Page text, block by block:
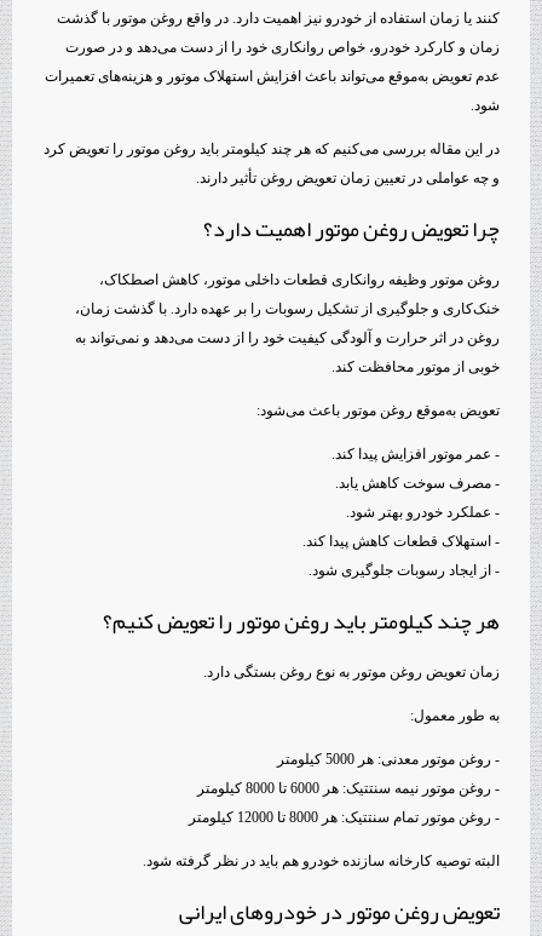
کنند یا زمان استفاده از خودرو نیز اهمیت دارد. در واقع روغن موتور با گذشت
زمان و کارکرد خودرو، خواص روانکاری خود را از دست می‌دهد و در صورت
عدم تعویض به‌موقع می‌تواند باعث افزایش استهلاک موتور و هزینه‌های تعمیرات
شود.
در این مقاله بررسی می‌کنیم که هر چند کیلومتر باید روغن موتور را تعویض کرد
و چه عواملی در تعیین زمان تعویض روغن تأثیر دارند.
چرا تعویض روغن موتور اهمیت دارد؟
روغن موتور وظیفه روانکاری قطعات داخلی موتور، کاهش اصطکاک،
خنک‌کاری و جلوگیری از تشکیل رسوبات را بر عهده دارد. با گذشت زمان،
روغن در اثر حرارت و آلودگی کیفیت خود را از دست می‌دهد و نمی‌تواند به
خوبی از موتور محافظت کند.
تعویض به‌موقع روغن موتور باعث می‌شود:
- عمر موتور افزایش پیدا کند.
- مصرف سوخت کاهش یابد.
- عملکرد خودرو بهتر شود.
- استهلاک قطعات کاهش پیدا کند.
- از ایجاد رسوبات جلوگیری شود.
هر چند کیلومتر باید روغن موتور را تعویض کنیم؟
زمان تعویض روغن موتور به نوع روغن بستگی دارد.
به طور معمول:
- روغن موتور معدنی: هر 5000 کیلومتر
- روغن موتور نیمه سنتتیک: هر 6000 تا 8000 کیلومتر
- روغن موتور تمام سنتتیک: هر 8000 تا 12000 کیلومتر
البته توصیه کارخانه سازنده خودرو هم باید در نظر گرفته شود.
تعویض روغن موتور در خودروهای ایرانی